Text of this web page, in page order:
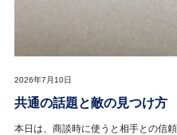
2026年7月10日
共通の話題と敵の見つけ方
本日は、商談時に使うと相手との信